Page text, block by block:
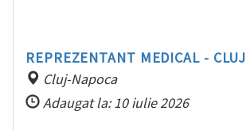
REPREZENTANT MEDICAL - CLUJ
Cluj-Napoca
Adaugat la: 10 iulie 2026